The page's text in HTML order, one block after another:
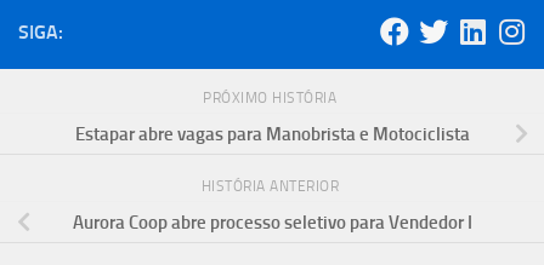
SIGA:
PRÓXIMO HISTÓRIA
Estapar abre vagas para Manobrista e Motociclista
HISTÓRIA ANTERIOR
Aurora Coop abre processo seletivo para Vendedor I